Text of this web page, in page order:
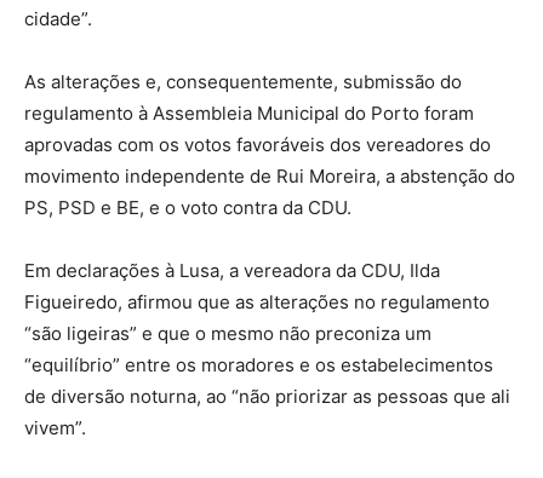
cidade”.
As alterações e, consequentemente, submissão do
regulamento à Assembleia Municipal do Porto foram
aprovadas com os votos favoráveis dos vereadores do
movimento independente de Rui Moreira, a abstenção do
PS, PSD e BE, e o voto contra da CDU.
Em declarações à Lusa, a vereadora da CDU, Ilda
Figueiredo, afirmou que as alterações no regulamento
“são ligeiras” e que o mesmo não preconiza um
“equilíbrio” entre os moradores e os estabelecimentos
de diversão noturna, ao “não priorizar as pessoas que ali
vivem”.